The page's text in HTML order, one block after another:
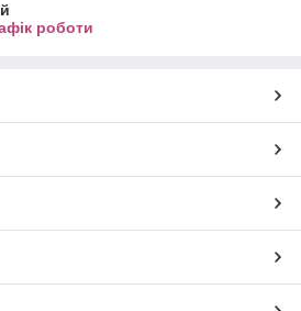
роботи